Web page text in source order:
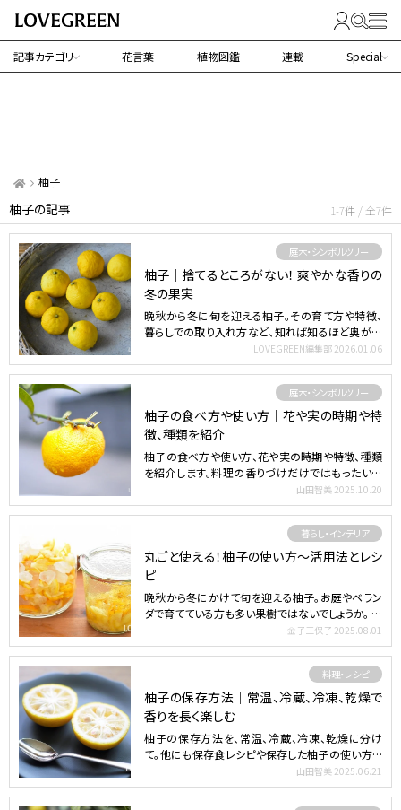
記事カテゴリ 花言葉 植物図鑑 連載 Special
柚子
柚子の記事 1-7件 / 全7件
庭木・シンボルツリー
柚子｜捨てるところがない！ 爽やかな香りの
冬の果実
晩秋から冬に旬を迎える柚子。その育て方や特徴、
暮らしでの取り入れ方など、知れば知るほど奥が深
LOVEGREEN編集部 2026.01.06
庭木・シンボルツリー
柚子の食べ方や使い方｜花や実の時期や特
徴、種類を紹介
柚子の食べ方や使い方、花や実の時期や特徴、種類
を紹介します。料理の香りづけだけではもったいな
山田智美 2025.10.20
暮らし・インテリア
丸ごと使える！柚子の使い方～活用法とレシ
ピ
晩秋から冬にかけて旬を迎える柚子。お庭やベラン
ダで育てている方も多い果樹ではないでしょうか。 初
金子三保子 2025.08.01
料理・レシピ
柚子の保存方法｜常温、冷蔵、冷凍、乾燥で
香りを長く楽しむ
柚子の保存方法を、常温、冷蔵、冷凍、乾燥に分け
て。他にも保存食レシピや保存した柚子の使い方も
山田智美 2025.06.21